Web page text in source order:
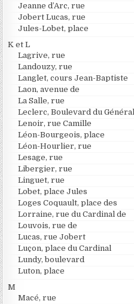
Jeanne d’Arc, rue
Jobert Lucas, rue
Jules-Lobet, place
K et L
Lagrive, rue
Landouzy, rue
Langlet, cours Jean-Baptiste
Laon, avenue de
La Salle, rue
Leclerc, Boulevard du Général
Lenoir, rue Camille
Léon-Bourgeois, place
Léon-Hourlier, rue
Lesage, rue
Libergier, rue
Linguet, rue
Lobet, place Jules
Loges Coquault, place des
Lorraine, rue du Cardinal de
Louvois, rue de
Lucas, rue Jobert
Luçon, place du Cardinal
Lundy, boulevard
Luton, place
M
Macé, rue